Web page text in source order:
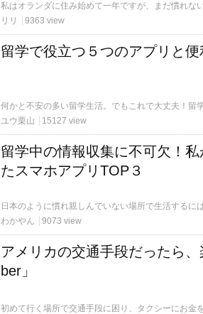
リリ
9363 view
留学で役立つ５つのアプリと
ユウ栗山
15127 view
留学中の情報収集に不可欠！
たスマホアプリTOP３
わかやん
9073 view
アメリカの交通手段だったら
ber」